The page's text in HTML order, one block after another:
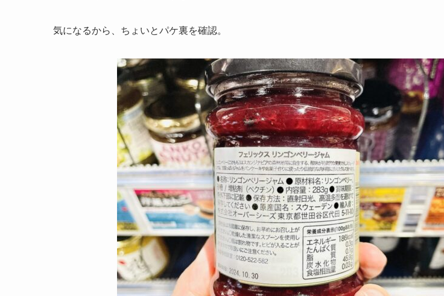
気になるから、ちょいとパケ裏を確認。